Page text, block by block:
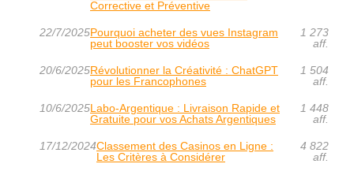
Corrective et Préventive
22/7/2025Pourquoi acheter des vues Instagram
peut booster vos vidéos
1 273
aff.
20/6/2025Révolutionner la Créativité : ChatGPT
pour les Francophones
1 504
aff.
10/6/2025Labo-Argentique : Livraison Rapide et
Gratuite pour vos Achats Argentiques
1 448
aff.
17/12/2024Classement des Casinos en Ligne :
Les Critères à Considérer
4 822
aff.